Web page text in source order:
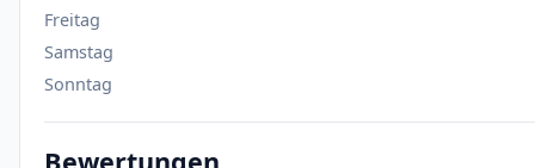
Freitag
Samstag
Sonntag